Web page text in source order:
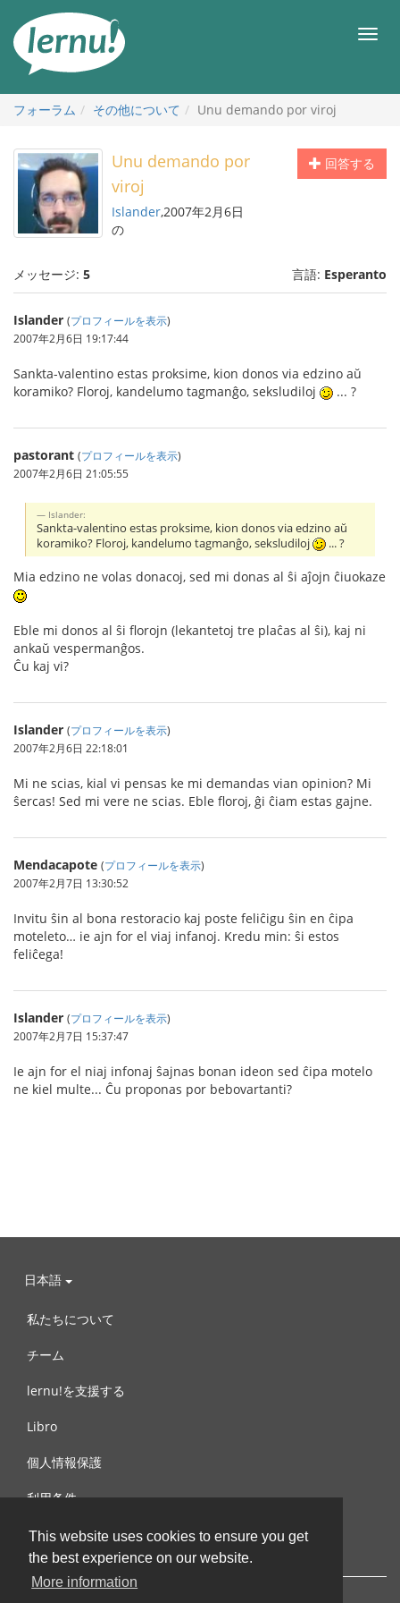
This website uses cookies to ensure you get
the best experience on our website.
More information
メ
フォーラム
その他について Unu demando por viroj
回答する
Unu demando por
viroj
Islander,2007年2月6日
の
メッセージ: 5 言語: Esperanto
Islander (プロフィールを表示)
2007年2月6日 19:17:44
Sankta-valentino estas proksime, kion donos via edzino aŭ
koramiko? Floroj, kandelumo tagmanĝo, seksludiloj
... ?
pastorant (プロフィールを表示)
2007年2月6日 21:05:55
Islander:
Sankta-valentino estas proksime, kion donos via edzino aŭ
koramiko? Floroj, kandelumo tagmanĝo, seksludiloj
... ?
Mia edzino ne volas donacoj, sed mi donas al ŝi aĵojn ĉiuokaze
Eble mi donos al ŝi florojn (lekantetoj tre plaĉas al ŝi), kaj ni
ankaŭ vespermanĝos.
Ĉu kaj vi?
Islander (プロフィールを表示)
2007年2月6日 22:18:01
Mi ne scias, kial vi pensas ke mi demandas vian opinion? Mi
ŝercas! Sed mi vere ne scias. Eble floroj, ĝi ĉiam estas gajne.
Mendacapote (プロフィールを表示)
2007年2月7日 13:30:52
Invitu ŝin al bona restoracio kaj poste feliĉigu ŝin en ĉipa
moteleto… ie ajn for el viaj infanoj. Kredu min: ŝi estos
feliĉega!
Islander (プロフィールを表示)
2007年2月7日 15:37:47
Ie ajn for el niaj infonaj ŝajnas bonan ideon sed ĉipa motelo
ne kiel multe... Ĉu proponas por bebovartanti?
日本語
私たちについて
チーム
lernu!を支援する
Libro
個人情報保護
利用条件
お問合せ